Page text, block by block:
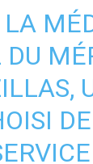
DU
,